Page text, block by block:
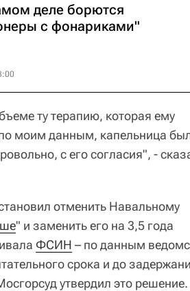
деле борются
с фонариками"
ту терапию, которая ему
моим данным, капельница
с его согласия", -
отменить Навальному
" и заменить его на 3,5 года
ФСИН – по данным
срока и до
утвердил это решение.